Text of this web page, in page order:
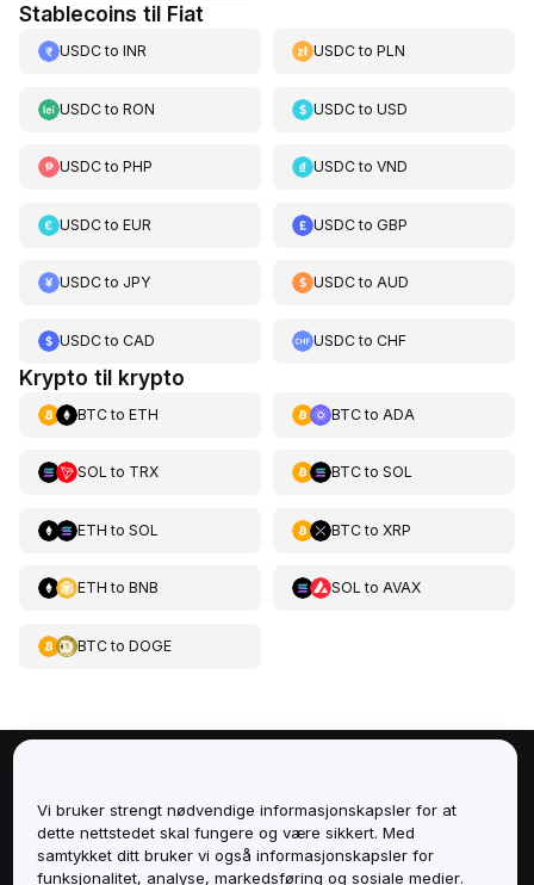
Stablecoins til Fiat
USDCto INR USDCtoPLN
USDCto RON USDCtoUSD
USDCto PHP USDCtoVND
USDCto EUR USDCtoGBP
USDCto JPY USDCtoAUD
USDCto CAD USDCtoCHF
Krypto til krypto
BTCto ETH BTCto ADA
SOL to TRX BTCto SOL
ETH to SOL BTCto XRP
ETH to BNB SOL to AVAX
BTCto DOGE
Tjenester
Vi bruker strengt nødvendige informasjonskapsler for at
dette nettstedet skal fungere og være sikkert. Med
samtykket ditt bruker vi også informasjonskapsler for
funksjonalitet, analyse, markedsføring og sosiale medier.